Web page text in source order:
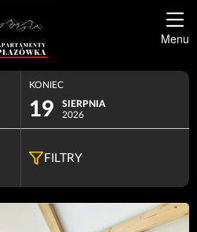
Menu
KONIEC
19
SIERPNIA
2026
FILTRY